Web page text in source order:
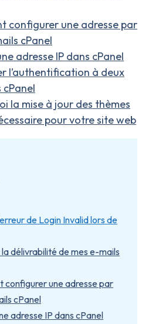
configurer une adresse par
cPanel
adresse IP dans cPanel
l’authentification à deux
la mise à jour des thèmes
pour votre site web
de Login Invalid lors de
délivrabilité de mes e-mails
configurer une adresse par
cPanel
adresse IP dans cPanel